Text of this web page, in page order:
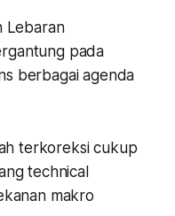
Lebaran
pada
berbagai agenda
terkoreksi cukup
technical
makro